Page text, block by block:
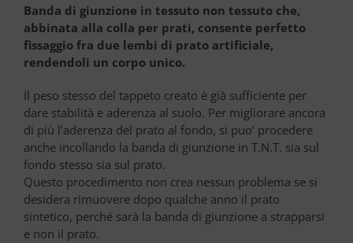
Banda di giunzione in tessuto non tessuto che,
abbinata alla colla per prati, consente perfetto
fissaggio fra due lembi di prato artificiale,
rendendoli un corpo unico.
Il peso stesso del tappeto creato è già sufficiente per
dare stabilità e aderenza al suolo. Per migliorare ancora
di più l’aderenza del prato al fondo, si puo’ procedere
anche incollando la banda di giunzione in T.N.T. sia sul
fondo stesso sia sul prato.
Questo procedimento non crea nessun problema se si
desidera rimuovere dopo qualche anno il prato
sintetico, perché sarà la banda di giunzione a strapparsi
e non il prato.